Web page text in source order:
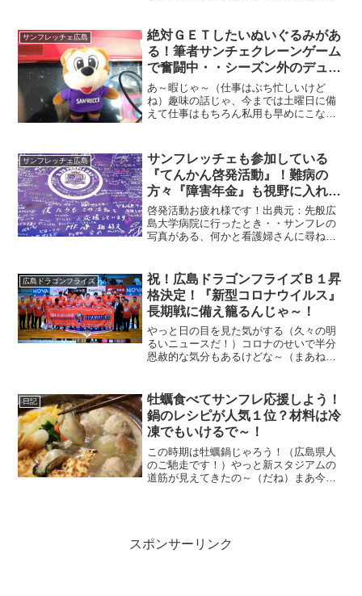
見ても曖昧多すぎる。
サンフレッチェ広島
絶対ＧＥＴしたいぬいぐるみがあ
る！筆者サンチェクレーンゲーム
で奮闘中・・シーズン外のデュエ
ルじゃ～！
あ～暇じゃ～（仕事はぶち忙しいけど
ね）趣味の話じゃ、今までは土曜日に備
えて仕事はもちろん私用も早めにこな
けん（たぶん家族サービス中）無理は言
えん、じゃが・・トレーニング...
サンフレッチェ広島
サンフレッチェも参加している
『てんかん啓発活動』！難病の
方々『障害年金』も視野に入れて
くださ～い～！
啓発活動お疲れ様です！出典元：先般広
島大学病院に行ったとき・・サンフレの
写真がある、何かと看護婦さんに尋ねた
じゃそれ？）
広島ドラゴンフライズ
祝！広島ドラゴンフライズＢ１昇
格決定！『新型コロナウイルス』
長期戦に備え籠るんじゃ～！
やっと日の目を見た気がする（久々の明
るいニュースだ！）コロナのせいで半分
恩赦的な気分もあるけどな～（まあね）
ゃろうがガンバってほしい。
日記
牡蠣食べてサンフレ応援しよう！
鍋のレシピが人気１位？材料は冷
凍でもいけるで～！
この時期は牡蠣鍋じゃろう！（広島県人
のご馳走です！）やっと新スタジアムの
道筋が見えてきたの～（だね）まあ今ま
スポンサーリンク